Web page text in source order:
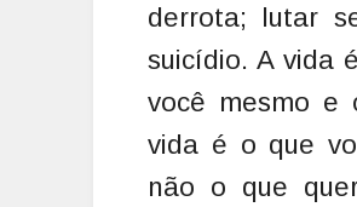
derrota; lutar
suicídio. A vida
você mesmo e
vida é o que
não o que